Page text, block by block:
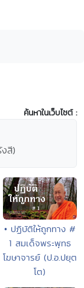
ค้นหาในเว็บไซต์ :
สี)
• ปฏิบัติให้ถูกทาง #
1 สมเด็จพระพุทธ
โฆษาจารย์ (ป.อ.ปยุต
โต)